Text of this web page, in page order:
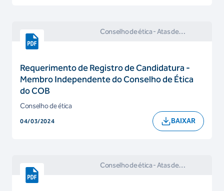
Conselho de ética- Atas de
Requerimento de Registro de Candidatura -
Membro Independente do Conselho de Ética
do COB
Conselho de ética
04/03/2024 BAIXAR
Conselho de ética- Atas de